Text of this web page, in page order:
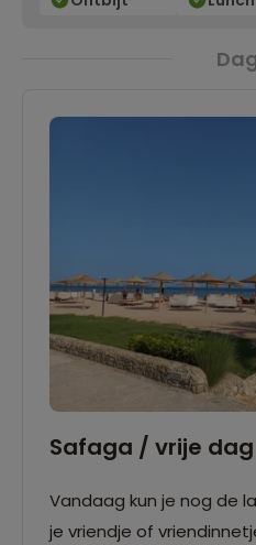
Safaga / vrije dag
Vandaag kun je nog de
je vriendje of